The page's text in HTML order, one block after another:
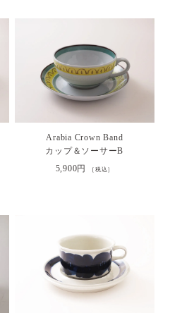
Arabia Crown Band
カップ＆ソーサーB
5,900円 ［税込］